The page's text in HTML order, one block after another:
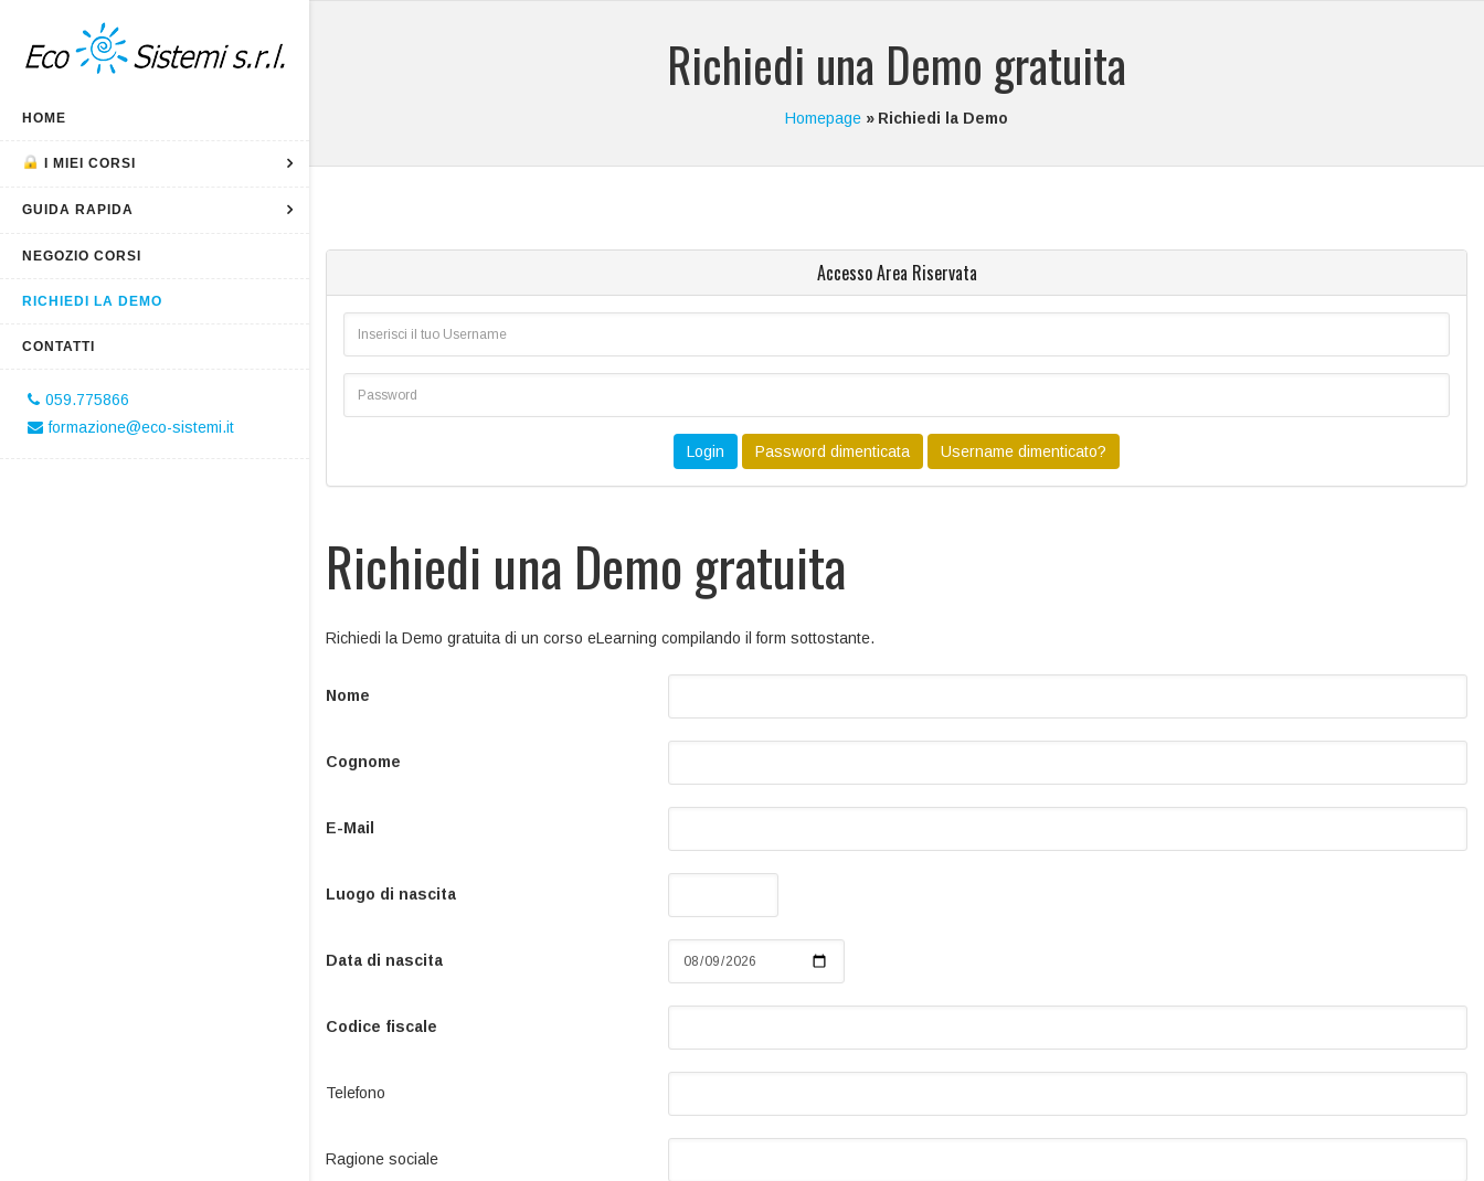
HOME
I MIEI CORSI
GUIDA RAPIDA
NEGOZIO CORSI
RICHIEDI LA DEMO
CONTATTI
059.775866
formazione@eco-sistemi.it
Richiedi una Demo gratuita
Homepage Richiedi la Demo
Accesso Area Riservata
Login Password dimenticata Username dimenticato?
Richiedi una Demo gratuita
Richiedi la Demo gratuita di un corso eLearning compilando il form sottostante.
Nome
Cognome
E-Mail
Luogo di nascita
Data di nascita
Codice fiscale
Telefono
Ragione sociale